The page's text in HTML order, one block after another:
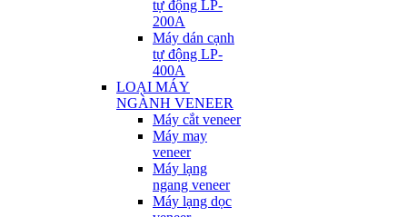
tự động LP-
200A
Máy dán cạnh
tự động LP-
400A
LOẠI MÁY
NGÀNH VENEER
Máy cắt veneer
Máy may
veneer
Máy lạng
ngang veneer
Máy lạng dọc